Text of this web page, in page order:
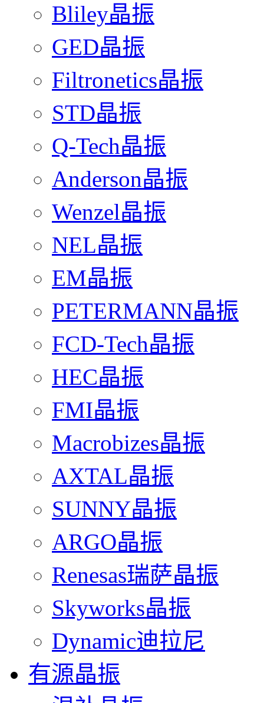
Bliley晶振
GED晶振
Filtronetics晶振
STD晶振
Q-Tech晶振
Anderson晶振
Wenzel晶振
NEL晶振
EM晶振
PETERMANN晶振
FCD-Tech晶振
HEC晶振
FMI晶振
Macrobizes晶振
AXTAL晶振
SUNNY晶振
ARGO晶振
Renesas瑞萨晶振
Skyworks晶振
Dynamic迪拉尼
有源晶振